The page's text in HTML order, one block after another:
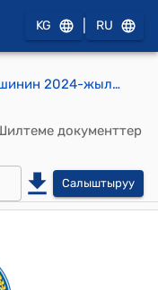
KG RU
Багыш айылдык кеңешинин 2024-жылынын 17-майындагы №3 “Багыш айыл ѳкмѳтүнүн Октябрь айылынын Токтогул кичи кѳчѳсүнѳ Медеров Эрмаматтын ысымын ыйгаруу жѳнүндѳ” токтому
документтер
Салыштыруу